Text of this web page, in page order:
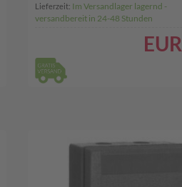
Lieferzeit: Im Versandlager lagernd -
versandbereit in 24-48 Stunden
EUR